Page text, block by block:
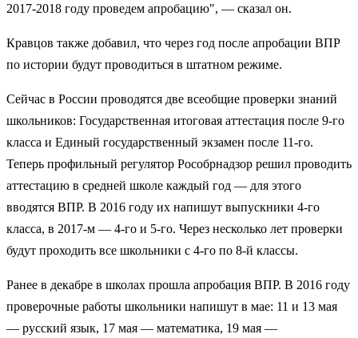
2017-2018 году проведем апробацию", — сказал он.
Кравцов также добавил, что через год после апробации ВПР
по истории будут проводиться в штатном режиме.
Сейчас в России проводятся две всеобщие проверки знаний
школьников: Государственная итоговая аттестация после 9-го
класса и Единый государственный экзамен после 11-го.
Теперь профильный регулятор Рособрнадзор решил проводить
аттестацию в средней школе каждый год — для этого
вводятся ВПР. В 2016 году их напишут выпускники 4-го
класса, в 2017-м — 4-го и 5-го. Через несколько лет проверки
будут проходить все школьники с 4-го по 8-й классы.
Ранее в декабре в школах прошла апробация ВПР. В 2016 году
проверочные работы школьники напишут в мае: 11 и 13 мая
— русский язык, 17 мая — математика, 19 мая —